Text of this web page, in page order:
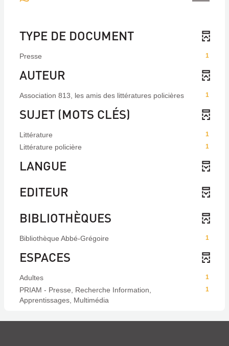
TYPE DE DOCUMENT
1
Presse
AUTEUR
1
Association 813, les amis des littératures policières
SUJET (MOTS CLÉS)
1
Littérature
1
Littérature policière
LANGUE
EDITEUR
BIBLIOTHÈQUES
1
Bibliothèque Abbé-Grégoire
ESPACES
1
Adultes
1
PRIAM - Presse, Recherche Information,
Apprentissages, Multimédia